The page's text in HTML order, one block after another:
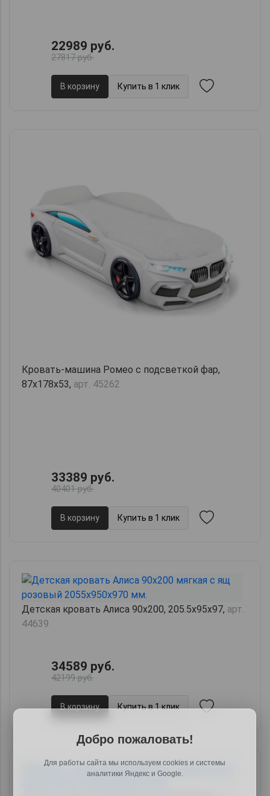
22989 руб.
27817 руб.
В корзину Купить в 1 клик
Кровать-машина Ромео с подсветкой фар,
87х178х53, арт. 45262
33389 руб.
40401 руб.
В корзину Купить в 1 клик
Детская кровать Алиса 90х200, 205.5х95х97, арт.
44639
34589 руб.
42199 руб.
В корзину Купить в 1 клик
Добро пожаловать!
Для работы сайта мы используем cookies и системы
аналитики Яндекс и Google.